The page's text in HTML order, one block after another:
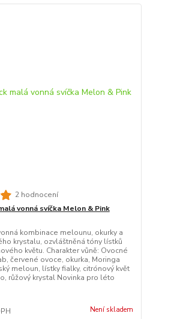
2 hodnocení
vonná svíčka Melon & Pink
kombinace melounu, okurky a
krystalu, ozvláštněná tóny lístků
květu. Charakter vůně: Ovocné
červené ovoce, okurka, Moringa
meloun, lístky fialky, citrónový květ
růžový krystal Novinka pro léto
Není skladem